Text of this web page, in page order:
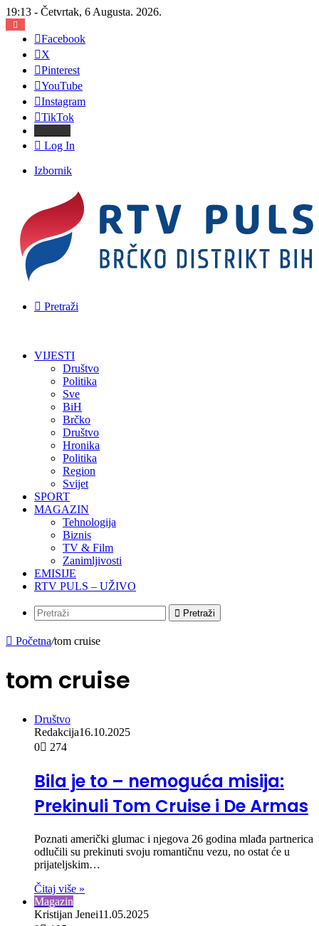
19:13 - Četvrtak, 6 Augusta. 2026.
Facebook
X
Pinterest
YouTube
Instagram
TikTok
Log In
Izbornik
Pretraži
VIJESTI
Društvo
Politika
Sve
BiH
Brčko
Društvo
Hronika
Politika
Region
Svijet
SPORT
MAGAZIN
Tehnologija
Biznis
TV & Film
Zanimljivosti
EMISIJE
RTV PULS – UŽIVO
Pretraži
Početna/tom cruise
tom cruise
Društvo
Redakcija16.10.2025
0
274
Bila je to – nemoguća misija:
Prekinuli Tom Cruise i De Armas
Poznati američki glumac i njegova 26 godina mlađa partnerica
odlučili su prekinuti svoju romantičnu vezu, no ostat će u
prijateljskim…
Čitaj više »
Magazin
Kristijan Jenei11.05.2025